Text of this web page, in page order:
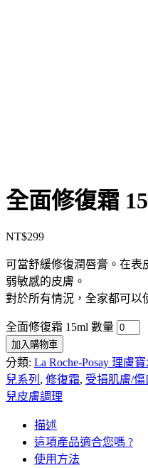
全面修復霜
NT$299
可當舒緩修復潤唇膏。在表
弱敏感的皮膚。
對於所有情況，全家都可以
全面修復霜 15ml 數量
加入購物車
分類: La Roche-Posay 理膚
兒系列 , 修復霜, 受損肌膚/傷
兒皮膚調理
描述
這項產品適合您嗎 ?
使用方法